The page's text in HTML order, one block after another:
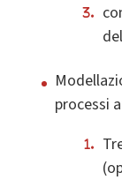
processi